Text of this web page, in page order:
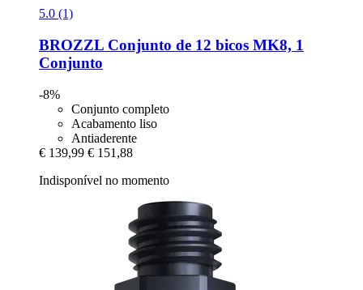
5.0 (1)
BROZZL Conjunto de 12 bicos MK8, 1
Conjunto
-8%
Conjunto completo
Acabamento liso
Antiaderente
€ 139,99 € 151,88
Indisponível no momento